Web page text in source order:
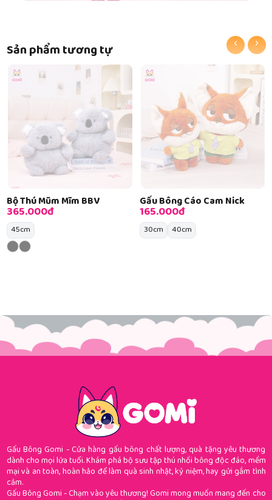
Sản phẩm tương tự
Bộ Thú Mũm Mĩm BBV
365.000đ
45cm
Gấu Bông Cáo Cam Nick
165.000đ
30cm 40cm
‹ ›
Gấu Bông Gomi - Cửa hàng gấu bông chất lượng, quà tặng yêu thương
dành cho mọi lứa tuổi. Khám phá bộ sưu tập thú nhồi bông độc đáo, mềm
mại và an toàn, hoàn hảo để làm quà sinh nhật, kỷ niệm, hay gửi gắm tình
cảm.
Gấu Bông Gomi - Chạm vào yêu thương! Gomi mong muốn mang đến cho